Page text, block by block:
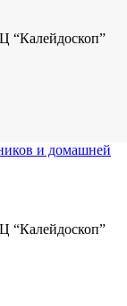
“Калейдоскоп”
“Калейдоскоп”